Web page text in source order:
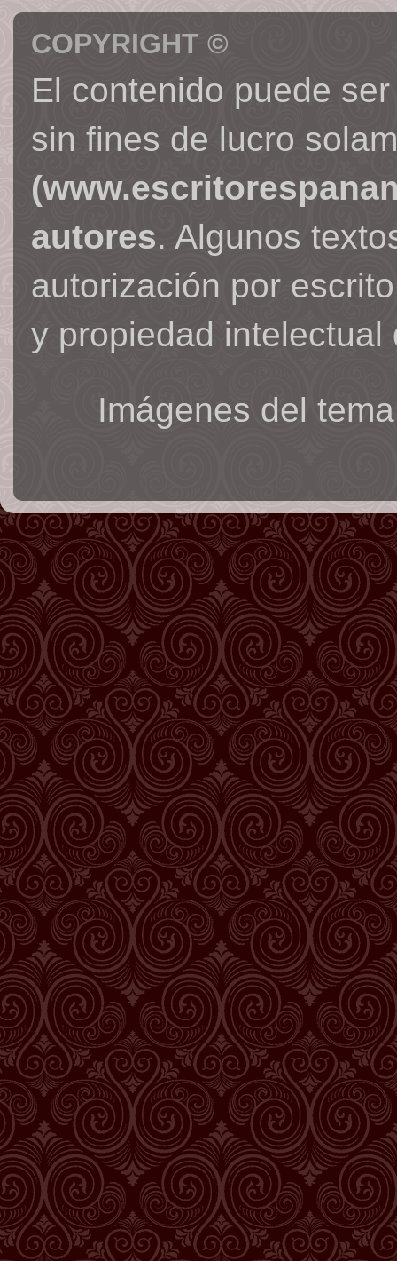
COPYRIGHT ©
El contenido puede
sin fines de lucro
autores. Algunos
autorización por
y propiedad intelectual
Imágenes del